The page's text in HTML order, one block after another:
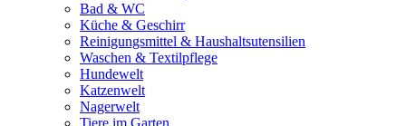
Bad & WC
Küche & Geschirr
Reinigungsmittel & Haushaltsutensilien
Waschen & Textilpflege
Hundewelt
Katzenwelt
Nagerwelt
Tiere im Garten